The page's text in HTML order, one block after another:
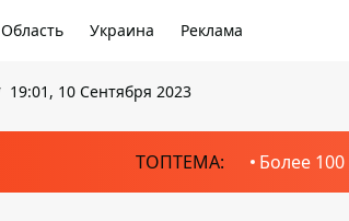
Область Украина Реклама
19:01, 10 Сентября 2023
ТОПТЕМА: Более